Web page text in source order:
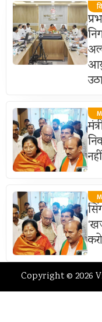
Copyright © 2026